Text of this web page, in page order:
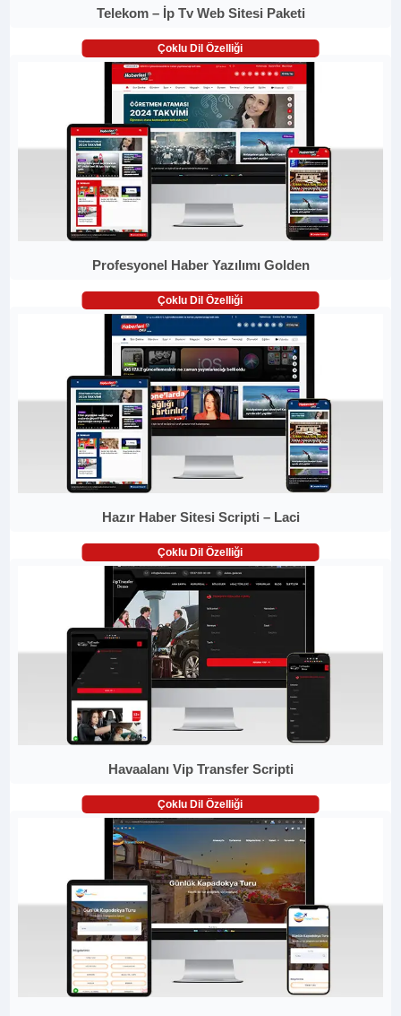
Telekom – İp Tv Web Sitesi Paketi
Çoklu Dil Özelliği
Profesyonel Haber Yazılımı Golden
Çoklu Dil Özelliği
Hazır Haber Sitesi Scripti – Laci
Çoklu Dil Özelliği
Havaalanı Vip Transfer Scripti
Çoklu Dil Özelliği